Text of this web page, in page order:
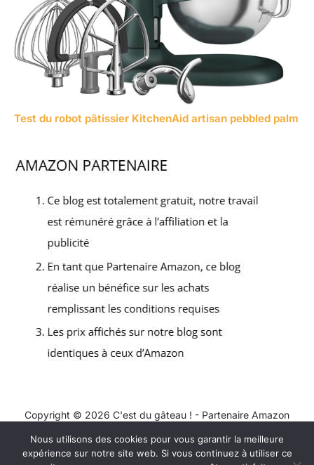
Test du robot pâtissier KitchenAid artisan pebbled palm
Copyright © 2026 C'est du gâteau ! - Partenaire Amazon
Contact
Mentions légales
Nous utilisons des cookies pour vous garantir la meilleure
expérience sur notre site web. Si vous continuez à utiliser ce